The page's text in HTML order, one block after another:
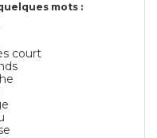
mots :
court